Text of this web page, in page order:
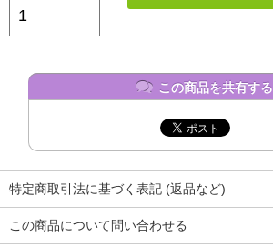
この商品を共有する
特定商取引法に基づく表記 (返品など)
この商品について問い合わせる